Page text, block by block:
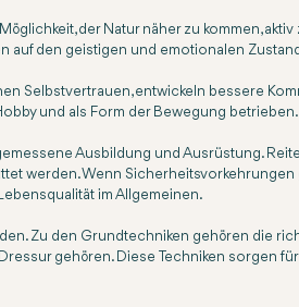
der Natur näher zu kommen,
den geistigen und emotionalen
Selbstvertrauen, entwickeln bessere
und als Form der Bewegung
Ausbildung und Ausrüstung.
werden. Wenn
im Allgemeinen.
Zu den Grundtechniken gehören die
gehören. Diese Techniken sorgen